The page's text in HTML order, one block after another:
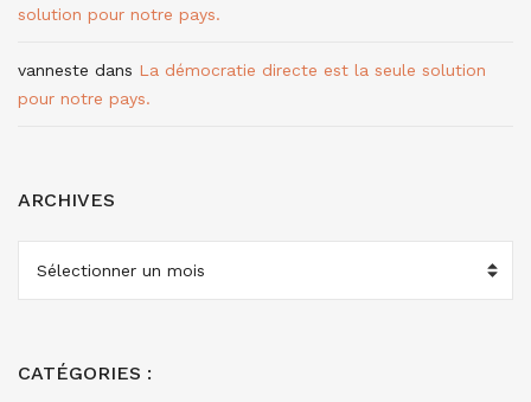
solution pour notre pays.
vanneste dans La démocratie directe est la seule solution
pour notre pays.
ARCHIVES
ARCHIVES
CATÉGORIES :